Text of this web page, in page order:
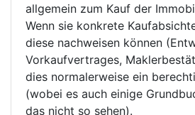
allgemein zum Kauf der
Wenn sie konkrete
diese nachweisen können
Vorkaufvertrages,
dies normalerweise ein
(wobei es auch einige
das nicht so sehen).